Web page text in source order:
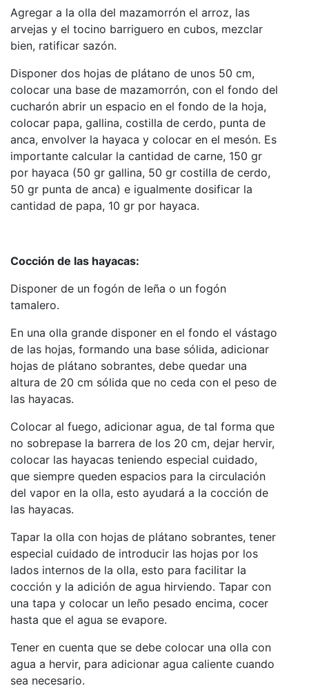
Agregar a la olla del mazamorrón el arroz, las
arvejas y el tocino barriguero en cubos, mezclar
bien, ratificar sazón.
Disponer dos hojas de plátano de unos 50 cm,
colocar una base de mazamorrón, con el fondo del
cucharón abrir un espacio en el fondo de la hoja,
colocar papa, gallina, costilla de cerdo, punta de
anca, envolver la hayaca y colocar en el mesón. Es
importante calcular la cantidad de carne, 150 gr
por hayaca (50 gr gallina, 50 gr costilla de cerdo,
50 gr punta de anca) e igualmente dosificar la
cantidad de papa, 10 gr por hayaca.
Cocción de las hayacas:
Disponer de un fogón de leña o un fogón
tamalero.
En una olla grande disponer en el fondo el vástago
de las hojas, formando una base sólida, adicionar
hojas de plátano sobrantes, debe quedar una
altura de 20 cm sólida que no ceda con el peso de
las hayacas.
Colocar al fuego, adicionar agua, de tal forma que
no sobrepase la barrera de los 20 cm, dejar hervir,
colocar las hayacas teniendo especial cuidado,
que siempre queden espacios para la circulación
del vapor en la olla, esto ayudará a la cocción de
las hayacas.
Tapar la olla con hojas de plátano sobrantes, tener
especial cuidado de introducir las hojas por los
lados internos de la olla, esto para facilitar la
cocción y la adición de agua hirviendo. Tapar con
una tapa y colocar un leño pesado encima, cocer
hasta que el agua se evapore.
Tener en cuenta que se debe colocar una olla con
agua a hervir, para adicionar agua caliente cuando
sea necesario.